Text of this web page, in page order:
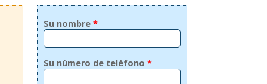
Su nombre *
Su número de teléfono *